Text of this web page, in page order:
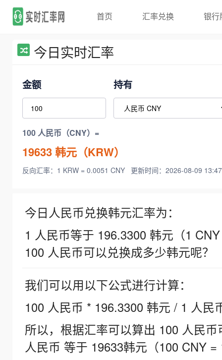
首页 汇率兑换 银行
今日实时汇率
金额 持有
100 人民币（CNY）=
19633韩元（KRW）
反向汇率：1 KRW = 0.0051 CNY 更新时间：2026-08-09
今日人民币兑换韩元汇率为：
1 人民币等于 196.3300 韩元（1
100 人民币可以兑换成多少韩元呢？
我们可以用以下公式进行计算：
100 人民币 * 196.3300 韩元 / 1 人民
所以，根据汇率可以算出 100 人民
人民币 等于 19633韩元（100 CNY =